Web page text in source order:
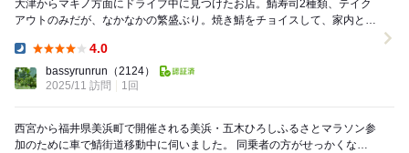
大津からマキノ方面にドライブ中に見つけたお店。鯖寿司2種類、テイク
アウトのみだが、なかなかの繁盛ぶり。焼き鯖をチョイスして、家内と半
4.0
bassyrunrun （2124）
2025/11 訪問
1回
西宮から福井県美浜町で開催される美浜・五木ひろしふるさとマラソン参
加のために車で鯖街道移動中に伺いました。 同乗者の方がせっかくなの